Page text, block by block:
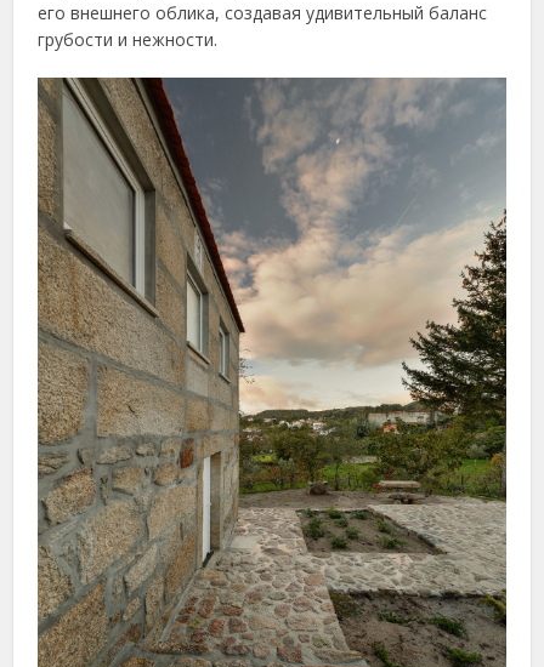
его внешнего облика, создавая удивительный баланс
грубости и нежности.